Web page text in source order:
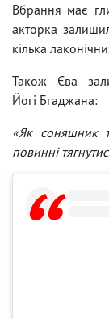
Вбрання має
акторка
кілька
Також Єва
Йогі Бгаджана:
«Як соняшник
повинні